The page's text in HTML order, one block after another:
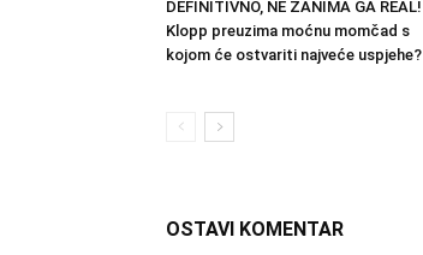
DEFINITIVNO, NE ZANIMA GA REAL!
Klopp preuzima moćnu momčad s
kojom će ostvariti najveće uspjehe?
OSTAVI KOMENTAR